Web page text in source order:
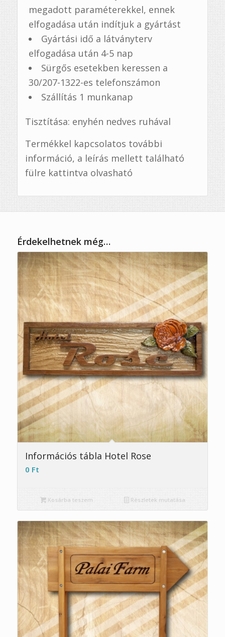
megadott paraméterekkel, ennek
elfogadása után indítjuk a gyártást
Gyártási idő a látványterv
elfogadása után 4-5 nap
Sürgős esetekben keressen a
30/207-1322-es telefonszámon
Szállítás 1 munkanap
Tisztítása: enyhén nedves ruhával
Termékkel kapcsolatos további
információ, a leírás mellett található
fülre kattintva olvasható
Érdekelhetnek még…
Információs tábla Hotel Rose
0 Ft
Kosárba teszem Részletek mutatása